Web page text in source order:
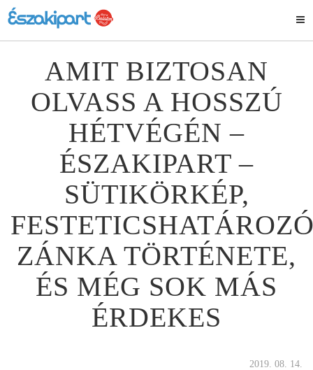
AMIT BIZTOSAN
OLVASS A HOSSZÚ
HÉTVÉGÉN –
ÉSZAKIPART –
SÜTIKÖRKÉP,
ZÁNKA TÖRTÉNETE,
ÉS MÉG SOK MÁS
ÉRDEKES
2019. 08. 14.